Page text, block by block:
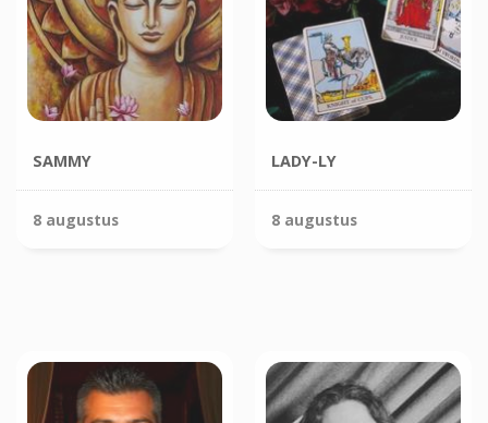
SAMMY
8 augustus
LADY-LY
8 augustus